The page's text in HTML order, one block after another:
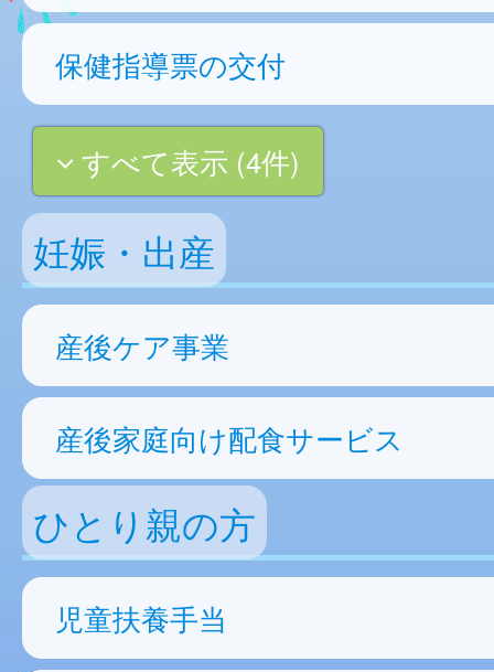
保健指導票の交付
すべて表示 (4件)
妊娠・出産
産後ケア事業
産後家庭向け配食サービス
ひとり親の方
児童扶養手当